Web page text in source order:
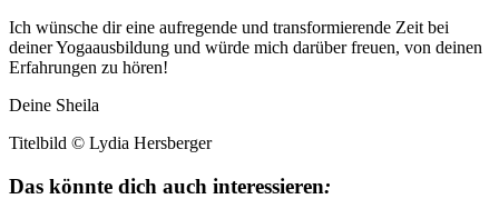
Ich wünsche dir eine aufregende und transformierende Zeit bei
deiner Yogaausbildung und würde mich darüber freuen, von deinen
Erfahrungen zu hören!
Deine Sheila
Titelbild © Lydia Hersberger
Das könnte dich auch interessieren: